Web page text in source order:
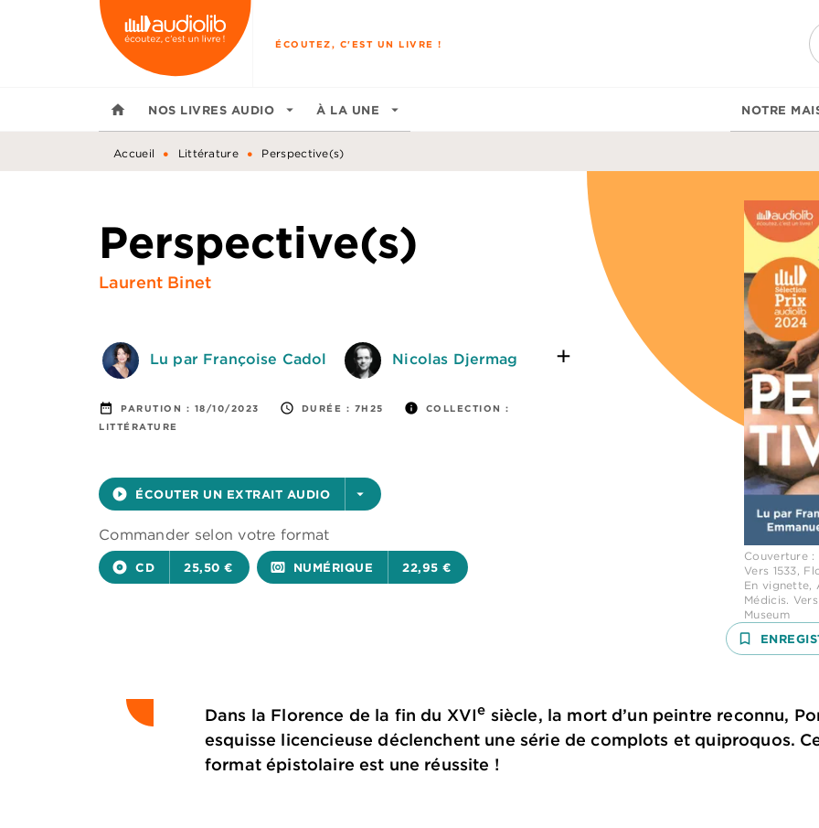
MENU RECHERCHE
ÉCOUTEZ, C'EST UN LIVRE !
home NOS LIVRES AUDIO arrow_drop_down À LA UNE arrow_drop_down NOTRE
Accueil • Littérature • Perspective(s)
Perspective(s)
Laurent Binet
Lu par Françoise Cadol Nicolas Djermag
date_range PARUTION : 18/10/2023 access_time DURÉE : 7H25 info
COLLECTION :
LITTÉRATURE
play_circle_filled ÉCOUTER UN EXTRAIT AUDIO arrow_drop_down
Commander selon votre format
album CD 25,50 € surround_sound NUMÉRIQUE 22,95 €
Couverture
Vers 1533,
En vignette,
Médicis.
Museum
bookmark_border
Dans la Florence de la fin du XVIe siècle, la mort d’un peintre reconnu,
esquisse licencieuse déclenchent une série de complots et quiproquos.
format épistolaire est une réussite !